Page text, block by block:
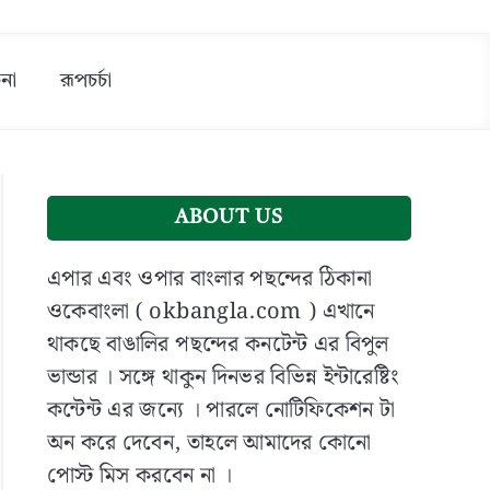
রূপচর্চা
ABOUT US
এপার এবং ওপার বাংলার পছন্দের ঠিকানা
ওকেবাংলা ( okbangla.com ) এখানে
থাকছে বাঙালির পছন্দের কনটেন্ট এর বিপুল
ভান্ডার । সঙ্গে থাকুন দিনভর বিভিন্ন ইন্টারেষ্টিং
কন্টেন্ট এর জন্যে । পারলে নোটিফিকেশন টা
অন করে দেবেন, তাহলে আমাদের কোনো
পোস্ট মিস করবেন না ।